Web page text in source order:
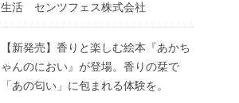
生活 センツフェス株式会社
【新発売】香りと楽しむ絵本『あかち
ゃんのにおい』が登場。香りの栞で
「あの匂い」に包まれる体験を。